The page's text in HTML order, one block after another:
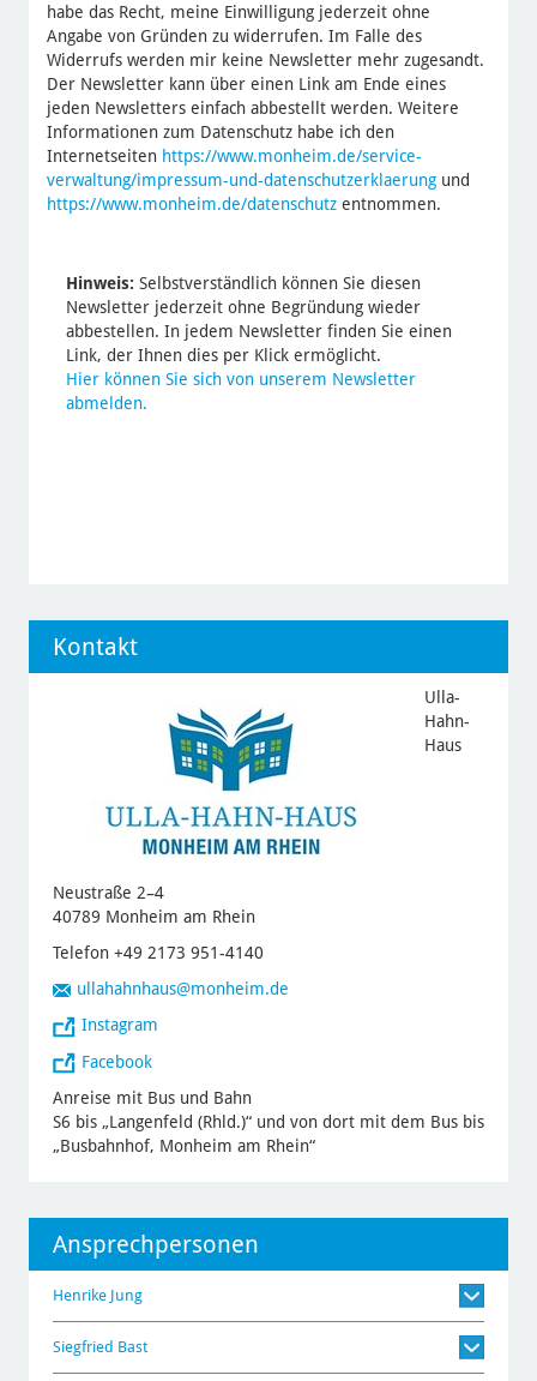
habe das Recht, meine Einwilligung jederzeit ohne
Angabe von Gründen zu widerrufen. Im Falle des
Widerrufs werden mir keine Newsletter mehr zugesandt.
Der Newsletter kann über einen Link am Ende eines
jeden Newsletters einfach abbestellt werden. Weitere
Informationen zum Datenschutz habe ich den
Internetseiten https://www.monheim.de/service-
verwaltung/impressum-und-datenschutzerklaerungund
https://www.monheim.de/datenschutzentnommen.
Hinweis: Selbstverständlich können Sie diesen
Newsletter jederzeit ohne Begründung wieder
abbestellen. In jedem Newsletter finden Sie einen
Link, der Ihnen dies per Klick ermöglicht.
Hier können Sie sich von unserem Newsletter
abmelden.
Kontakt
Ulla-
Hahn-
Haus
Neustraße 2–4
40789 Monheim am Rhein
Telefon +49 2173 951-4140
ullahahnhaus@monheim.de
Instagram
Facebook
Anreise mit Bus und Bahn
S6 bis „Langenfeld (Rhld.)“ und von dort mit dem Bus bis
„Busbahnhof, Monheim am Rhein“
Ansprechpersonen
Henrike Jung
Siegfried Bast